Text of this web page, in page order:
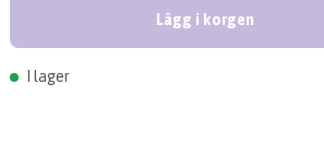
Lägg i korgen
I lager